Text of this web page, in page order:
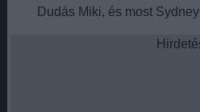
Dudás Miki, és most